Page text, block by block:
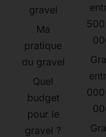
gravel
Ma
pratique
du gravel
Quel
budget
pour le
gravel ?